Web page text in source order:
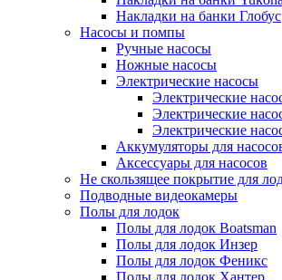
Накладки на банки Глобус
Насосы и помпы
Ручные насосы
Ножные насосы
Электрические насосы
Электрические
Электрические
Электрические
Аккумуляторы для
Аксессуары для насосов
Не скользящее покрытие для
Подводные видеокамеры
Полы для лодок
Полы для лодок Boatsman
Полы для лодок Инзер
Полы для лодок Феникс
Полы для лодок Хантер